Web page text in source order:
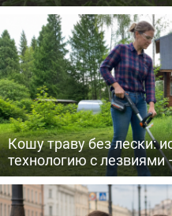
Кошу траву без лески:
технологию с